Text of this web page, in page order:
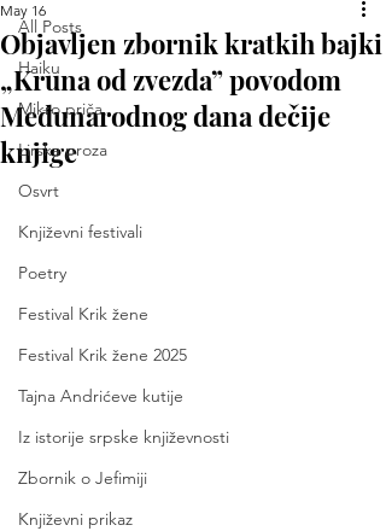
All Posts
Haiku
Mikro priča
Lirska proza
Osvrt
Književni festivali
Poetry
Festival Krik žene
Festival Krik žene 2025
Tajna Andrićeve kutije
Iz istorije srpske književnosti
Zbornik o Jefimiji
Književni prikaz
Objavljen zbornik kratkih bajki
„Kruna od zvezda” povodom
Međunarodnog dana dečije
knjige
May 16